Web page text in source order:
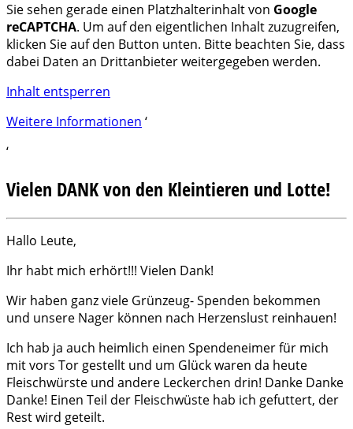
Sie sehen gerade einen Platzhalterinhalt von Google
reCAPTCHA. Um auf den eigentlichen Inhalt zuzugreifen,
klicken Sie auf den Button unten. Bitte beachten Sie, dass
dabei Daten an Drittanbieter weitergegeben werden.
Inhalt entsperren
Weitere Informationen ‘
‘
Vielen DANK von den Kleintieren und Lotte!
Hallo Leute,
Ihr habt mich erhört!!! Vielen Dank!
Wir haben ganz viele Grünzeug- Spenden bekommen
und unsere Nager können nach Herzenslust reinhauen!
Ich hab ja auch heimlich einen Spendeneimer für mich
mit vors Tor gestellt und um Glück waren da heute
Fleischwürste und andere Leckerchen drin! Danke Danke
Danke! Einen Teil der Fleischwüste hab ich gefuttert, der
Rest wird geteilt.